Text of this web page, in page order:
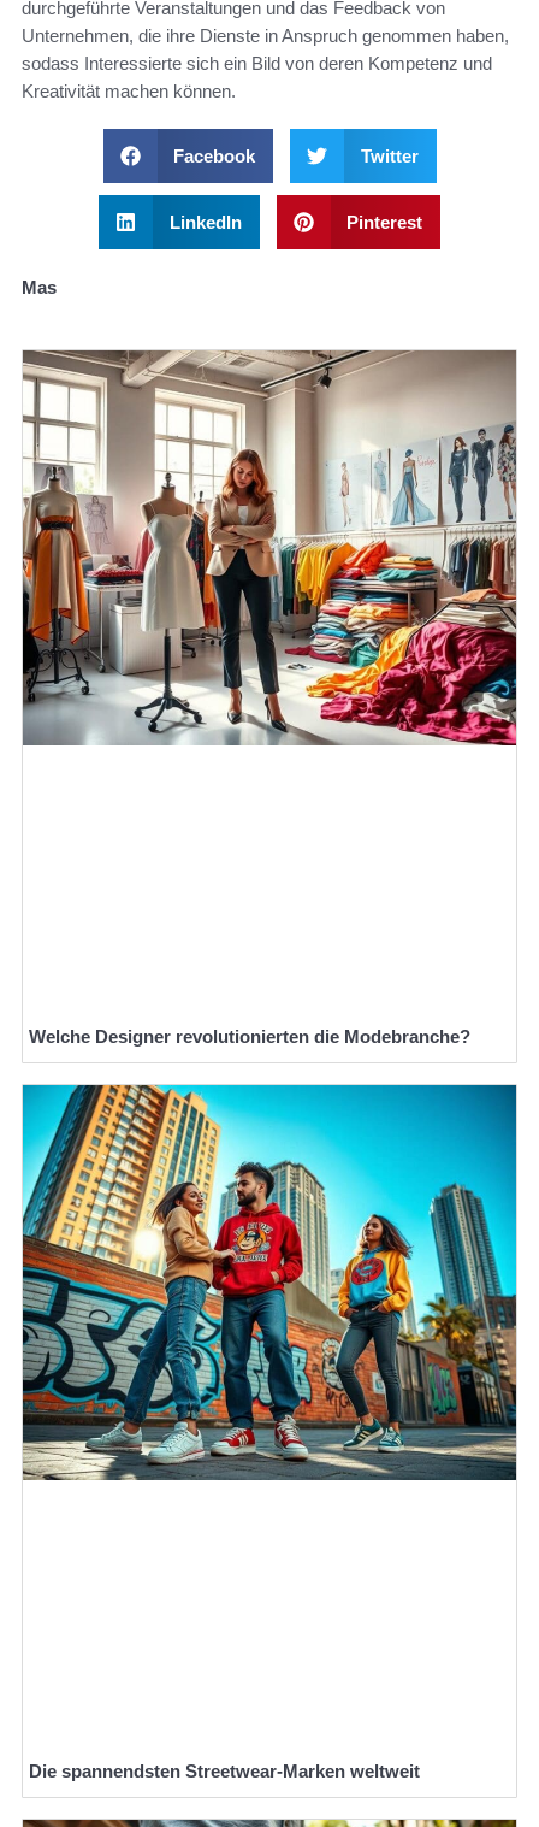
durchgeführte Veranstaltungen und das Feedback von
Unternehmen, die ihre Dienste in Anspruch genommen haben,
sodass Interessierte sich ein Bild von deren Kompetenz und
Kreativität machen können.
Facebook Twitter
LinkedIn Pinterest
Mas
Welche Designer revolutionierten die Modebranche?
Die spannendsten Streetwear-Marken weltweit